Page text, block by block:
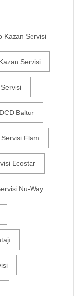
Kazan Servisi
Servisi
Baltur
Flam
Ecostar
Nu-Way